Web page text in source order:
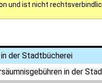
ist nicht
der Stadtbücherei
in der